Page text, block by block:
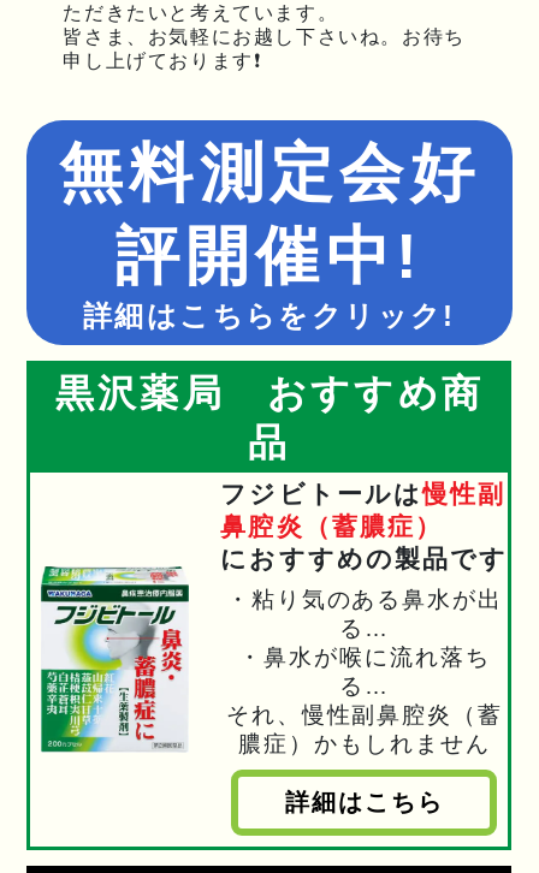
ただきたいと考えています。
皆さま、お気軽にお越し下さいね。お待ち
申し上げております❗
無料測定会好
評開催中!
詳細はこちらをクリック!
黒沢薬局 おすすめ商
品
フジビトールは慢性副
鼻腔炎（蓄膿症）
におすすめの製品です
・粘り気のある鼻水が出
る…
・鼻水が喉に流れ落ち
る…
それ、慢性副鼻腔炎（蓄
膿症）かもしれません
詳細はこちら